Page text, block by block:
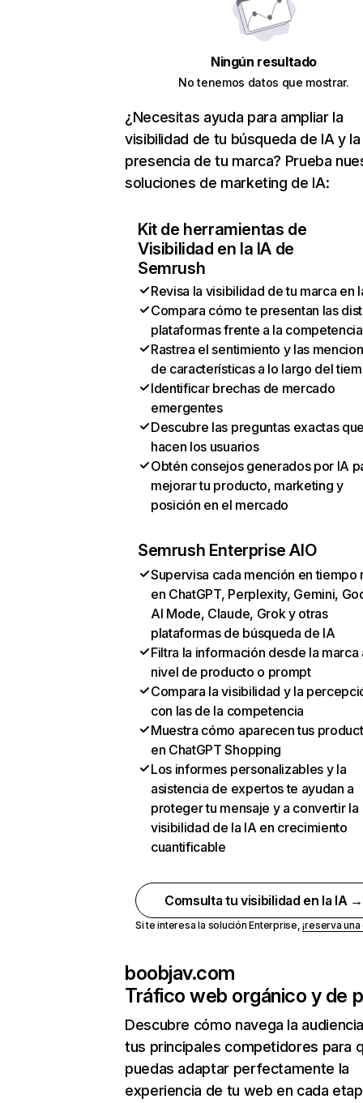
Ningún resultado
No tenemos datos que mostrar.
¿Necesitas ayuda para ampliar la
visibilidad de tu búsqueda de IA y la
presencia de tu marca? Prueba
soluciones de marketing de IA:
Kit de herramientas de
Visibilidad en la IA de
Semrush
Revisa la visibilidad de tu marca en
Compara cómo te presentan las
plataformas frente a la competencia
Rastrea el sentimiento y las
de características a lo largo del
Identificar brechas de mercado
emergentes
Descubre las preguntas exactas
hacen los usuarios
Obtén consejos generados por IA
mejorar tu producto, marketing y
posición en el mercado
Semrush Enterprise AIO
Supervisa cada mención en tiempo
en ChatGPT, Perplexity, Gemini,
AI Mode, Claude, Grok y otras
plataformas de búsqueda de IA
Filtra la información desde la marca
nivel de producto o prompt
Compara la visibilidad y la
con las de la competencia
Muestra cómo aparecen tus
en ChatGPT Shopping
Los informes personalizables y la
asistencia de expertos te ayudan a
proteger tu mensaje y a convertir la
visibilidad de la IA en crecimiento
cuantificable
Comsulta tu visibilidad en la IA →
Si te interesa la solución Enterprise,¡reserva
boobjav.com
Tráfico web orgánico y de
Descubre cómo navega la
tus principales competidores para
puedas adaptar perfectamente la
experiencia de tu web en cada